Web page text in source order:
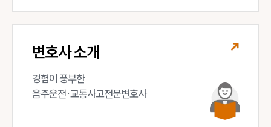
변호사 소개
경험이 풍부한
음주운전·교통사고전문변호사